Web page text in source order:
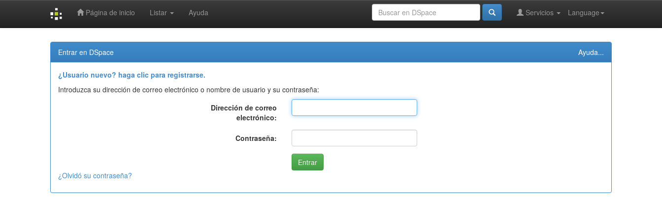
Página de inicio Listar Ayuda Language
Servicios
Entrar en DSpace Ayuda...
¿Usuario nuevo? haga clic para registrarse.
Introduzca su dirección de correo electrónico o nombre de usuario y su contraseña:
Dirección de correo
electrónico:
Contraseña:
¿Olvidó su contraseña?